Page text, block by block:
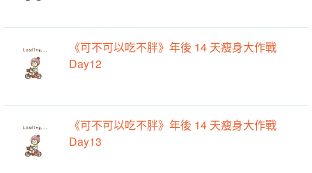
《可不可以吃不胖》年後 14 天瘦身大作戰
Day12
《可不可以吃不胖》年後 14 天瘦身大作戰
Day13